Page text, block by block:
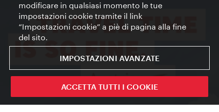
modificare in qualsiasi momento le tue
impostazioni cookie tramite il link
“Impostazioni cookie” a piè di pagina alla fine
del sito.
IMPOSTAZIONI AVANZATE
ACCETTA TUTTI I COOKIE